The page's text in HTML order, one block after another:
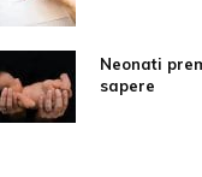
Neonati
sapere